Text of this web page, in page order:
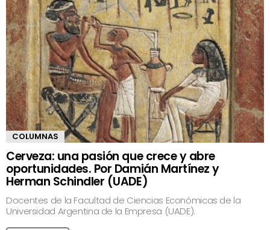
COLUMNAS
Cerveza: una pasión que crece y abre
oportunidades. Por Damián Martínez y
Herman Schindler (UADE)
Docentes de la Facultad de Ciencias Económicas de la
Universidad Argentina de la Empresa (UADE).